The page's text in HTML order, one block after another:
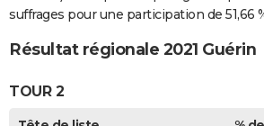
suffrages pour une participation de 51,66
Résultat régionale 2021 Guérin
TOUR 2